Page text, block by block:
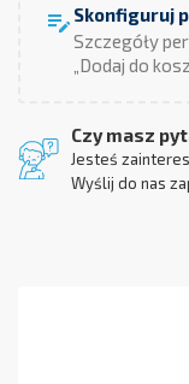
edit_note Skonfiguruj
Szczegóły
„Dodaj do
Czy masz
Jesteś
Wyślij do nas